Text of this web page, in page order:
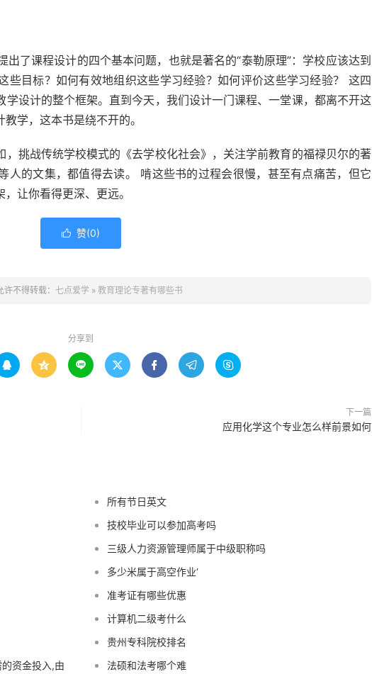
出了课程设计的四个基本问题，也就是著名的“泰勒原理”：学校应该达到
些目标？如何有效地组织这些学习经验？如何评价这些学习经验？ 这四
设计的整个框架。直到今天，我们设计一门课程、一堂课，都离不开这
学，这本书是绕不开的。
挑战传统学校模式的《去学校化社会》，关注学前教育的福禄贝尔的著
人的文集，都值得去读。 啃这些书的过程会很慢，甚至有点痛苦，但它
让你看得更深、更远。
 赞(0)
许不得转载： 七点爱学 » 教育理论专著有哪些书
分享到
      
下一篇
应用化学这个专业怎么样前景如何
所有节日英文
技校毕业可以参加高考吗
三级人力资源管理师属于中级职称吗
多少米属于高空作业‘
准考证有哪些优惠
计算机二级考什么
贵州专科院校排名
资金投入,由
法硕和法考哪个难